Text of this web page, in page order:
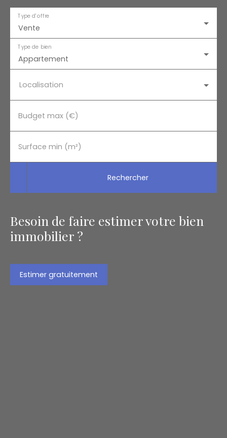
Vente
Type d'offre
Appartement
Type de bien
Localisation
Budget max (€)
Surface min (m²)
Rechercher
Besoin de faire estimer votre bien
immobilier ?
Estimer gratuitement